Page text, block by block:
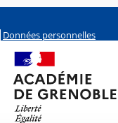
Données personnelles